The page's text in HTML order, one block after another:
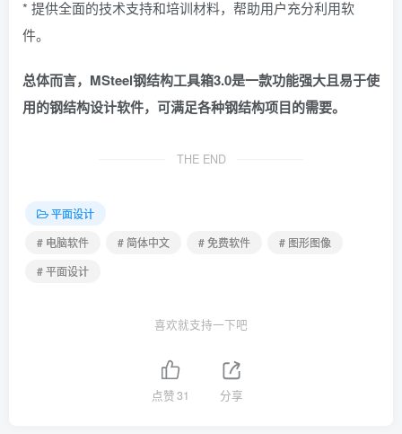
* 提供全面的技术支持和培训材料，帮助用户充分利用软
件。
总体而言，MSteel钢结构工具箱3.0是一款功能强大且易于使
用的钢结构设计软件，可满足各种钢结构项目的需要。
THE END
平面设计
# 电脑软件
# 简体中文 # 免费软件
# 图形图像
# 平面设计
喜欢就支持一下吧
点赞31 分享